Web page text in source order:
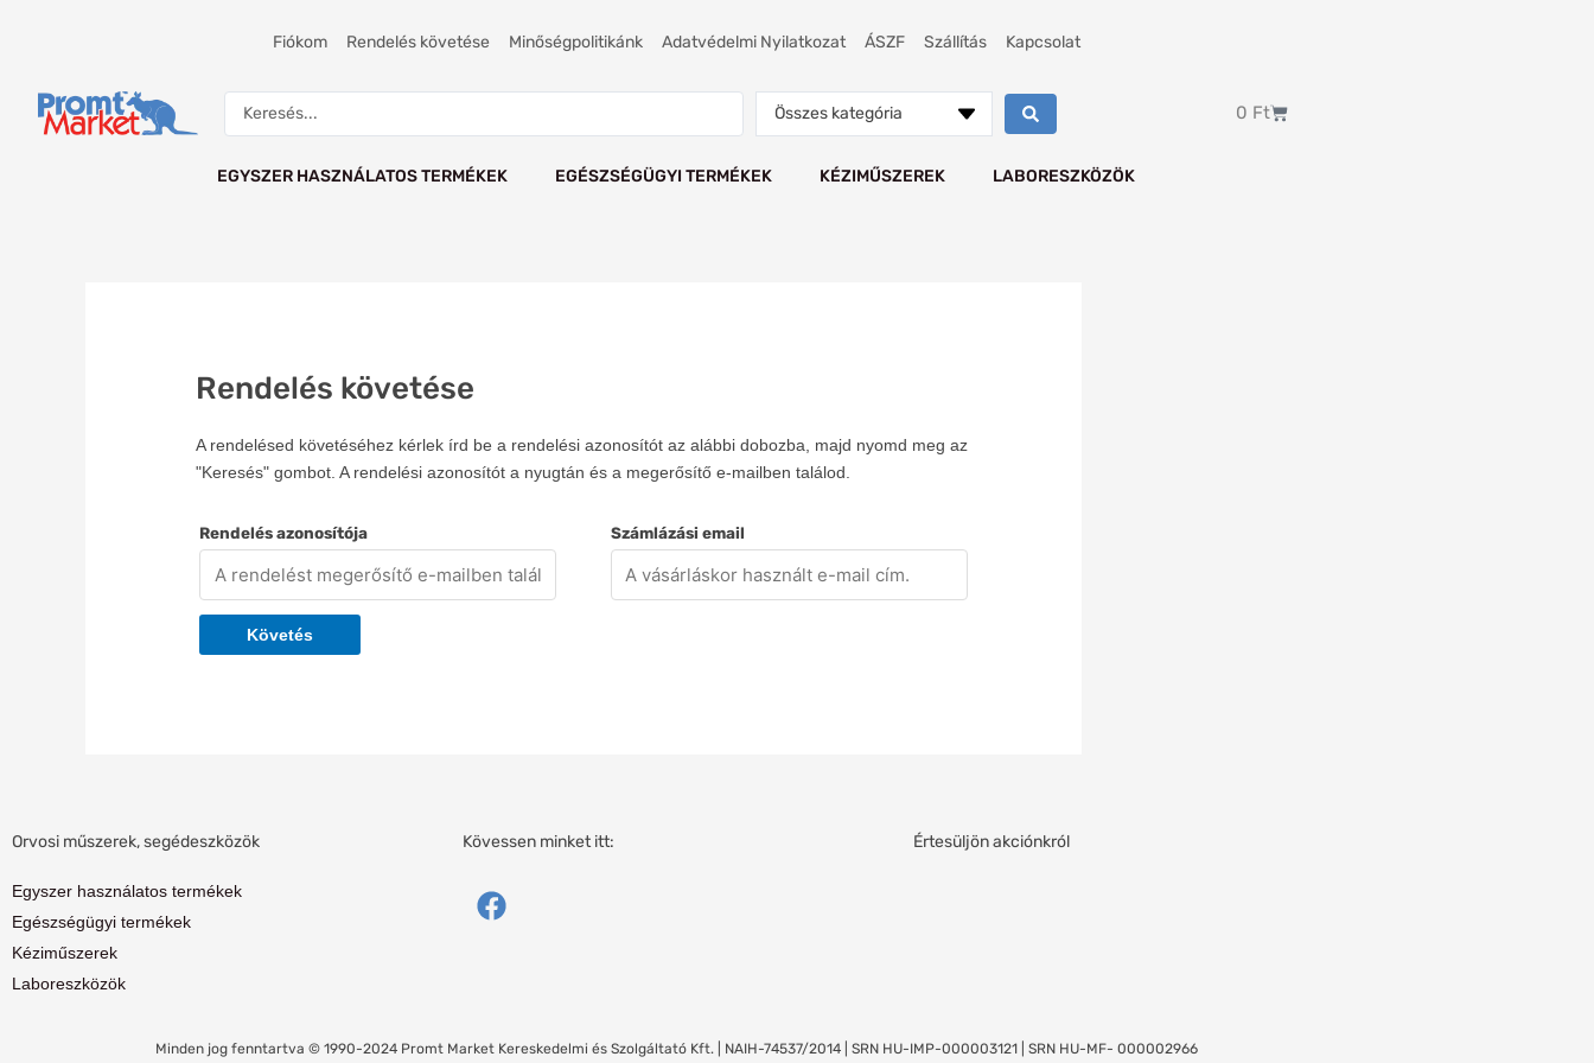
Fiókom Rendelés követése Minőségpolitikánk Adatvédelmi Nyilatkozat ÁSZF Szállítás Kapcsolat
Search
...
Összes kategória 0 FtKosár
EGYSZER HASZNÁLATOS TERMÉKEK EGÉSZSÉGÜGYI TERMÉKEK KÉZIMŰSZEREK LABORESZKÖZÖK
Rendelés követése
A rendelésed követéséhez kérlek írd be a rendelési azonosítót az alábbi dobozba, majd nyomd meg az
"Keresés" gombot. A rendelési azonosítót a nyugtán és a megerősítő e-mailben találod.
Rendelés azonosítója Számlázási email
Követés
Orvosi műszerek, segédeszközök
Egyszer használatos termékek
Egészségügyi termékek
Kéziműszerek
Laboreszközök
Kövessen minket itt:
F
a
o
Értesüljön akciónkról
Minden jog fenntartva © 1990-2024 Promt Market Kereskedelmi és Szolgáltató Kft. | NAIH-74537/2014 | SRN HU-IMP-000003121 | SRN HU-MF- 000002966